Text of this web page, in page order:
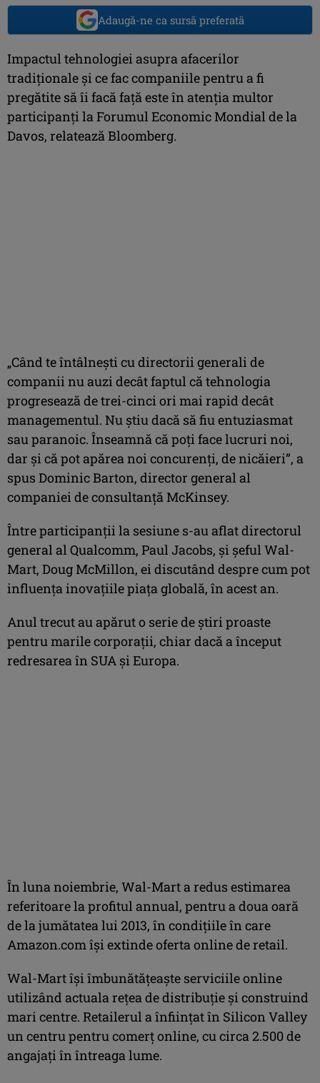
Adaugă-ne ca sursă preferată
Impactul tehnologiei asupra afacerilor
tradiţionale şi ce fac companiile pentru a fi
pregătite să îi facă faţă este în atenţia multor
participanţi la Forumul Economic Mondial de la
Davos, relatează Bloomberg.
„Când te întâlneşti cu directorii generali de
companii nu auzi decât faptul că tehnologia
progresează de trei-cinci ori mai rapid decât
managementul. Nu ştiu dacă să fiu entuziasmat
sau paranoic. Înseamnă că poţi face lucruri noi,
dar şi că pot apărea noi concurenţi, de nicăieri”, a
spus Dominic Barton, director general al
companiei de consultanţă McKinsey.
Între participanţii la sesiune s-au aflat directorul
general al Qualcomm, Paul Jacobs, şi şeful Wal-
Mart, Doug McMillon, ei discutând despre cum pot
influenţa inovaţiile piaţa globală, în acest an.
Anul trecut au apărut o serie de ştiri proaste
pentru marile corporaţii, chiar dacă a început
redresarea în SUA şi Europa.
În luna noiembrie, Wal-Mart a redus estimarea
referitoare la profitul annual, pentru a doua oară
de la jumătatea lui 2013, în condiţiile în care
Amazon.com îşi extinde oferta online de retail.
Wal-Mart îşi îmbunătăţeaşte serviciile online
utilizând actuala reţea de distribuţie şi construind
mari centre. Retailerul a înfiinţat în Silicon Valley
un centru pentru comerţ online, cu circa 2.500 de
angajaţi în întreaga lume.